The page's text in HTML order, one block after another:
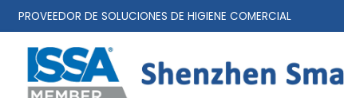
PROVEEDOR DE SOLUCIONES DE HIGIENE COMERCIAL